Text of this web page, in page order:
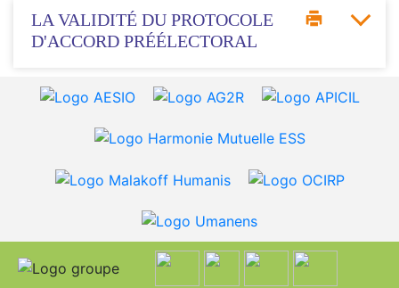
LA VALIDITÉ DU PROTOCOLE
D'ACCORD PRÉÉLECTORAL